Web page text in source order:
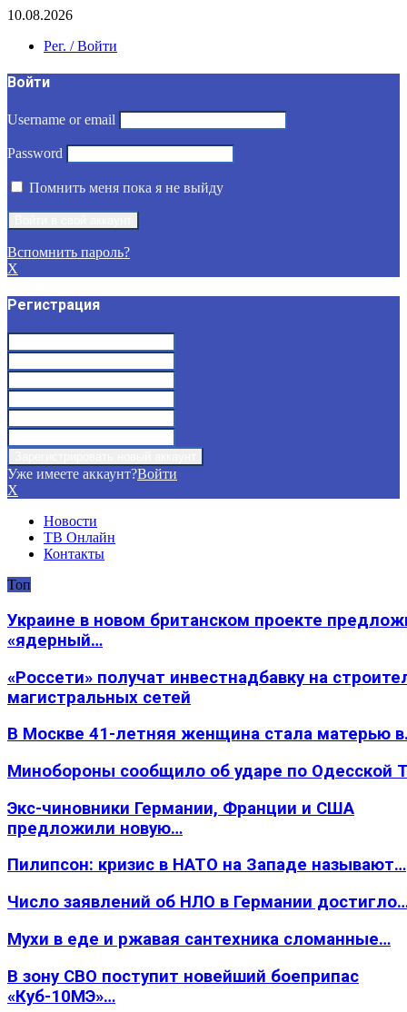
10.08.2026
Рег. / Войти
Войти
Username or email
Password
Помнить меня пока я не выйду
Вспомнить пароль?
X
Регистрация
Уже имеете аккаунт?Войти
X
Новости
ТВ Онлайн
Контакты
Топ
Украине в новом британском проекте
«ядерный…
«Россети» получат инвестнадбавку на
магистральных сетей
В Москве 41-летняя женщина стала матерью
Минобороны сообщило об ударе по Одесской
Экс-чиновники Германии, Франции и США
предложили новую…
Пилипсон: кризис в НАТО на Западе называют…
Число заявлений об НЛО в Германии
Мухи в еде и ржавая сантехника сломанные…
В зону СВО поступит новейший боеприпас
«Куб-10МЭ»…